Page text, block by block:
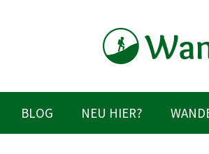
BLOG NEU HIER?